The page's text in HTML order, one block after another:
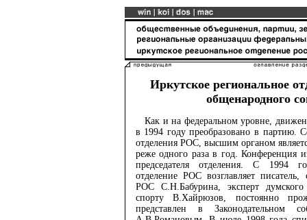
Иркутское региональное
общенародного
Как и на федеральном уровне,
в 1994 году преобразовано в партию.
отделения РОС, высшим органом
реже одного раза в год. Конференция
председателя отделения. С 1994
отделение РОС возглавляет
РОС С.Н.Бабурина, эксперт
спорту В.Хайрюзов, постоянно
представлен в Законодательном